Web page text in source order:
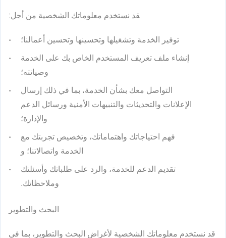
قد نستخدم معلوماتك الشخصية من أجل:
توفير الخدمة وتشغيلها وتحسينها وتحسين أعمالنا؛
إنشاء ملف تعريف المستخدم الخاص بك على الخدمة
وصيانته؛
التواصل معك بشأن الخدمة، بما في ذلك إرسال
الإعلانات والتحديثات والتنبيهات الأمنية ورسائل الدعم
والإدارة؛
فهم احتياجاتك واهتماماتك، وتخصيص تجربتك مع
الخدمة واتصالاتنا؛ و
تقديم الدعم للخدمة، والرد على طلباتك وأسئلتك
وملاحظاتك.
البحث والتطوير
قد نستخدم معلوماتك الشخصية لأغراض البحث والتطوير، بما في